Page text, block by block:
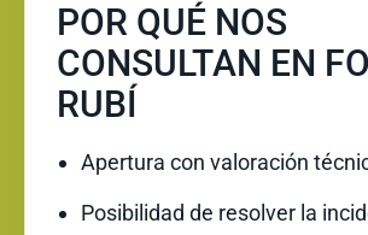
POR QUÉ NOS
CONSULTAN EN
RUBÍ
Apertura con valoración
Posibilidad de resolver la